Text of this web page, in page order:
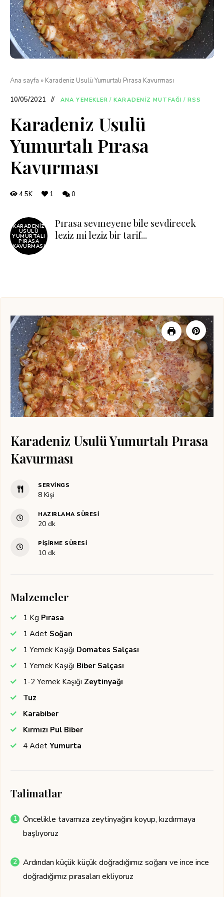
Ana sayfa » Karadeniz Usulü Yumurtalı Pırasa Kavurması
10/05/2021 ANA YEMEKLER / KARADENIZ MUTFAĞI / RSS
Karadeniz Usulü
Yumurtalı Pırasa
Kavurması
4.5K 1 0
KARADENIZ
USULÜ
YUMURTALI
PIRASA
KAVURMASI
Pırasa sevmeyene bile sevdirecek
leziz mi leziz bir tarif...
Karadeniz Usulü Yumurtalı Pırasa
Kavurması
SERVINGS
8 Kişi
HAZIRLAMA SÜRESI
20dakika
dk
PIŞIRME SÜRESI
10dakika
dk
Malzemeler
1 Kg Pırasa
1 Adet Soğan
1 Yemek Kaşığı Domates Salçası
1 Yemek Kaşığı Biber Salçası
1-2 Yemek Kaşığı Zeytinyağı
Tuz
Karabiber
Kırmızı Pul Biber
4 Adet Yumurta
Talimatlar
Öncelikle tavamıza zeytinyağını koyup, kızdırmaya
başlıyoruz
Ardından küçük küçük doğradığımız soğanı ve ince ince
doğradığımız pırasaları ekliyoruz